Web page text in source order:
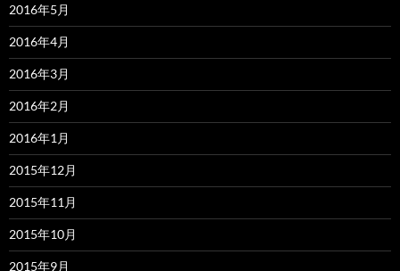
2016年5月
2016年4月
2016年3月
2016年2月
2016年1月
2015年12月
2015年11月
2015年10月
2015年9月